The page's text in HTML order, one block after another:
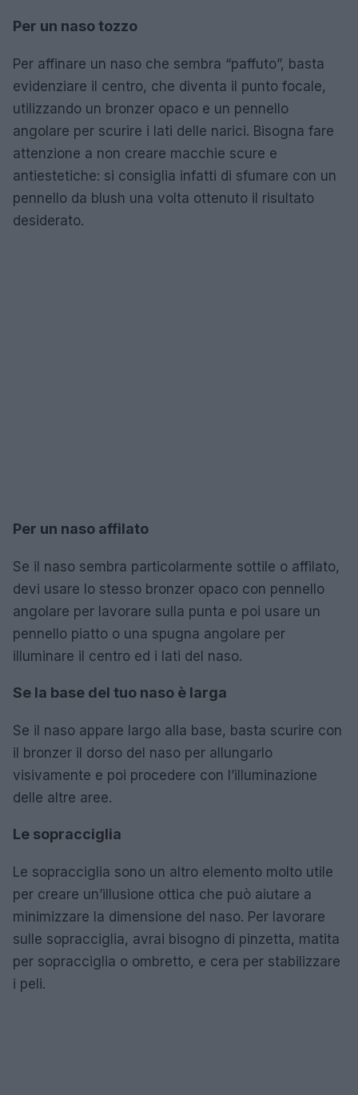
Per un naso tozzo
Per affinare un naso che sembra “paffuto”, basta
evidenziare il centro, che diventa il punto focale,
utilizzando un bronzer opaco e un pennello
angolare per scurire i lati delle narici. Bisogna fare
attenzione a non creare macchie scure e
antiestetiche: si consiglia infatti di sfumare con un
pennello da blush una volta ottenuto il risultato
desiderato.
Per un naso affilato
Se il naso sembra particolarmente sottile o affilato,
devi usare lo stesso bronzer opaco con pennello
angolare per lavorare sulla punta e poi usare un
pennello piatto o una spugna angolare per
illuminare il centro ed i lati del naso.
Se la base del tuo naso è larga
Se il naso appare largo alla base, basta scurire con
il bronzer il dorso del naso per allungarlo
visivamente e poi procedere con l’illuminazione
delle altre aree.
Le sopracciglia
Le sopracciglia sono un altro elemento molto utile
per creare un’illusione ottica che può aiutare a
minimizzare la dimensione del naso. Per lavorare
sulle sopracciglia, avrai bisogno di pinzetta, matita
per sopracciglia o ombretto, e cera per stabilizzare
i peli.